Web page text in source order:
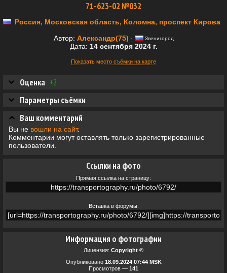
71-623-02 №032
Россия, Московская область, Коломна, проспект Кирова
Автор: Александр(75) · Звенигород
Дата: 14 сентября 2024 г.
Показать место съёмки на карте
Информация о фотографии
Лицензия: Copyright ©
Опубликовано 18.09.2024 07:44 MSK
Просмотров — 141
Оценка +2
Ссылки на фото
Прямая ссылка на страницу:
Вставка в форумы:
Параметры съёмки
Ваш комментарий
Вы не вошли на сайт.
Комментарии могут оставлять только зарегистрированные
пользователи.